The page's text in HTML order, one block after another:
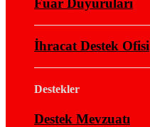
Fuar Duyuruları
İhracat Destek Ofisi
Destekler
Destek Mevzuatı